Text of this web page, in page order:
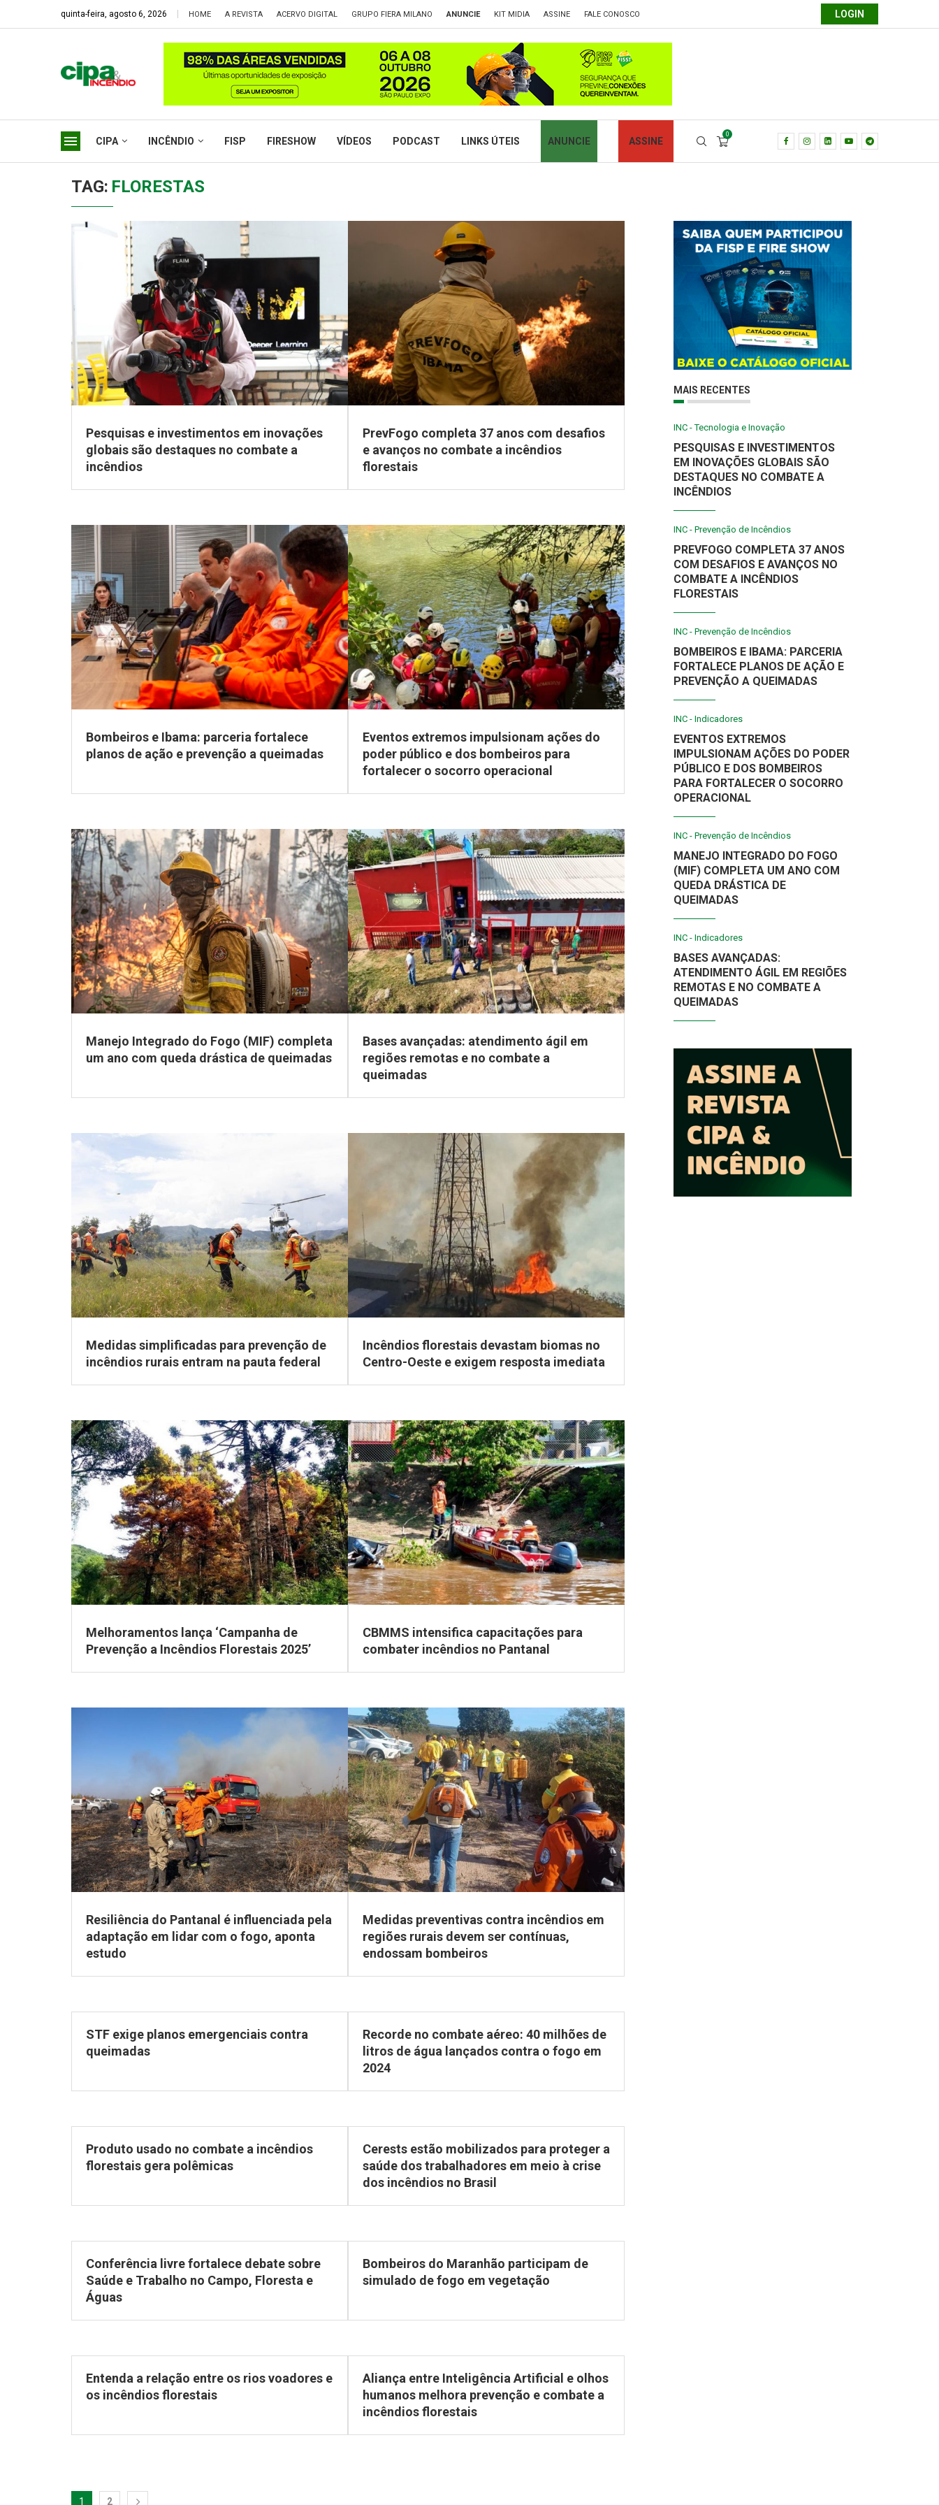
quinta-feira, agosto 6, 2026 HOME A REVISTA ACERVO DIGITAL GRUPO FIERA MILANO ANUNCIE KIT MIDIA ASSINE FALE CONOSCO LOGIN
CIPA INCÊNDIO FISP FIRESHOW VÍDEOS PODCAST LINKS ÚTEIS ANUNCIE ASSINE
0
TAG: FLORESTAS
Pesquisas e investimentos em inovações
globais são destaques no combate a
incêndios
PrevFogo completa 37 anos com desafios
e avanços no combate a incêndios
florestais
Bombeiros e Ibama: parceria fortalece
planos de ação e prevenção a queimadas
Eventos extremos impulsionam ações do
poder público e dos bombeiros para
fortalecer o socorro operacional
Manejo Integrado do Fogo (MIF) completa
um ano com queda drástica de queimadas
Bases avançadas: atendimento ágil em
regiões remotas e no combate a
queimadas
Medidas simplificadas para prevenção de
incêndios rurais entram na pauta federal
Incêndios florestais devastam biomas no
Centro-Oeste e exigem resposta imediata
Melhoramentos lança ‘Campanha de
Prevenção a Incêndios Florestais 2025’
CBMMS intensifica capacitações para
combater incêndios no Pantanal
Resiliência do Pantanal é influenciada pela
adaptação em lidar com o fogo, aponta
estudo
Medidas preventivas contra incêndios em
regiões rurais devem ser contínuas,
endossam bombeiros
STF exige planos emergenciais contra
queimadas
Recorde no combate aéreo: 40 milhões de
litros de água lançados contra o fogo em
2024
Produto usado no combate a incêndios
florestais gera polêmicas
Cerests estão mobilizados para proteger a
saúde dos trabalhadores em meio à crise
dos incêndios no Brasil
Conferência livre fortalece debate sobre
Saúde e Trabalho no Campo, Floresta e
Águas
Bombeiros do Maranhão participam de
simulado de fogo em vegetação
Entenda a relação entre os rios voadores e
os incêndios florestais
Aliança entre Inteligência Artificial e olhos
humanos melhora prevenção e combate a
incêndios florestais
1 2
MAIS RECENTES
INC - Tecnologia e Inovação
PESQUISAS E INVESTIMENTOS
EM INOVAÇÕES GLOBAIS SÃO
DESTAQUES NO COMBATE A
INCÊNDIOS
INC - Prevenção de Incêndios
PREVFOGO COMPLETA 37 ANOS
COM DESAFIOS E AVANÇOS NO
COMBATE A INCÊNDIOS
FLORESTAIS
INC - Prevenção de Incêndios
BOMBEIROS E IBAMA: PARCERIA
FORTALECE PLANOS DE AÇÃO E
PREVENÇÃO A QUEIMADAS
INC - Indicadores
EVENTOS EXTREMOS
IMPULSIONAM AÇÕES DO PODER
PÚBLICO E DOS BOMBEIROS
PARA FORTALECER O SOCORRO
OPERACIONAL
INC - Prevenção de Incêndios
MANEJO INTEGRADO DO FOGO
(MIF) COMPLETA UM ANO COM
QUEDA DRÁSTICA DE
QUEIMADAS
INC - Indicadores
BASES AVANÇADAS:
ATENDIMENTO ÁGIL EM REGIÕES
REMOTAS E NO COMBATE A
QUEIMADAS